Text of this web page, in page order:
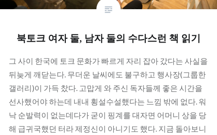
북토크 여자 둘, 남자 둘의 수다스런 책 읽기
그 사이 한국에 토크 문화가 빠르게 자리 잡아 갔다는 사실을
뒤늦게 깨닫는다. 무더운 날씨에도 불구하고 행사장(그룹한
갤러리)이 가득 찼다. 고맙게 와 주신 독자들께 좋은 시간을
선사했어야 하는데 내내 횡설수설했다는 느낌 밖에 없다. 워
낙 순발력이 없는데다가 굳이 핑계를 대자면 어머니 상을 당
해 급귀국했던 터라 제정신이 아니기도 했다. 지금 돌아보니